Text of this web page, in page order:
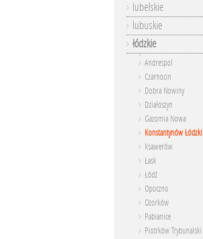
lubelskie
lubuskie
łódzkie
Andrespol
Czarnocin
Dobra Nowiny
Działoszyn
Gazomia Nowa
Konstantynów Łódzki
Ksawerów
Łask
Łódź
Opoczno
Ozorków
Pabianice
Piotrków Trybunalski